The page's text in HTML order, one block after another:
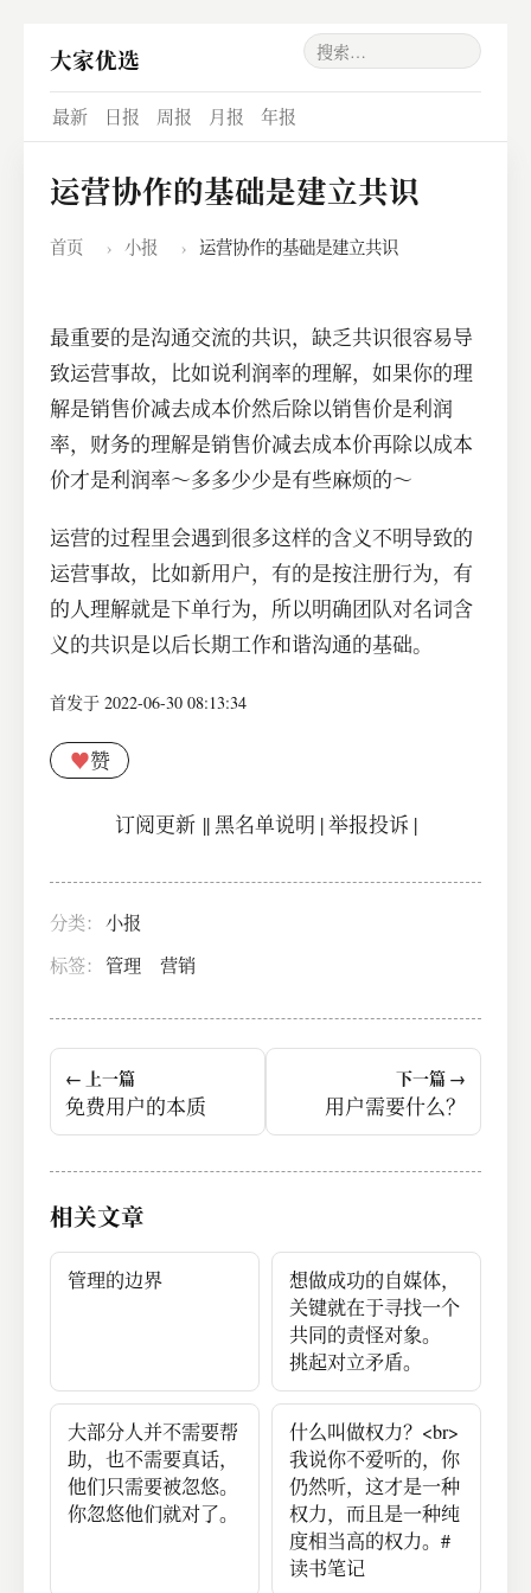
大家优选
最新 日报 周报 月报 年报
运营协作的基础是建立共识
首页 › 小报 › 运营协作的基础是建立共识
最重要的是沟通交流的共识，缺乏共识很容易导
致运营事故，比如说利润率的理解，如果你的理
解是销售价减去成本价然后除以销售价是利润
率，财务的理解是销售价减去成本价再除以成本
价才是利润率～多多少少是有些麻烦的～
运营的过程里会遇到很多这样的含义不明导致的
运营事故，比如新用户，有的是按注册行为，有
的人理解就是下单行为，所以明确团队对名词含
义的共识是以后长期工作和谐沟通的基础。
首发于 2022-06-30 08:13:34
♥赞
订阅更新||黑名单说明 |举报投诉 |
分类： 小报
标签： 管理 营销
← 上一篇
免费用户的本质
下一篇 →
用户需要什么？
相关文章
管理的边界
想做成功的自媒体，
关键就在于寻找一个
共同的责怪对象。
挑起对立矛盾。
大部分人并不需要帮
助，也不需要真话，
他们只需要被忽悠。
你忽悠他们就对了。
什么叫做权力？<br>
我说你不爱听的，你
仍然听，这才是一种
权力，而且是一种纯
度相当高的权力。#
读书笔记